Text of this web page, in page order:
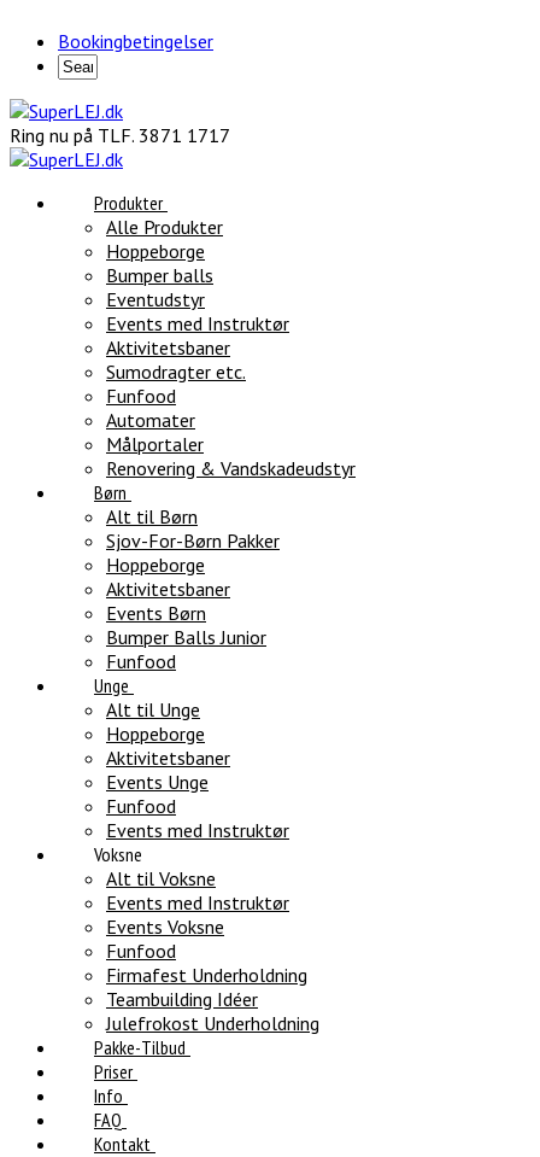
Bookingbetingelser
Ring nu på TLF. 3871 1717
Produkter
Alle Produkter
Hoppeborge
Bumper balls
Eventudstyr
Events med Instruktør
Aktivitetsbaner
Sumodragter etc.
Funfood
Automater
Målportaler
Renovering & Vandskadeudstyr
Børn
Alt til Børn
Sjov-For-Børn Pakker
Hoppeborge
Aktivitetsbaner
Events Børn
Bumper Balls Junior
Funfood
Unge
Alt til Unge
Hoppeborge
Aktivitetsbaner
Events Unge
Funfood
Events med Instruktør
Voksne
Alt til Voksne
Events med Instruktør
Events Voksne
Funfood
Firmafest Underholdning
Teambuilding Idéer
Julefrokost Underholdning
Pakke-Tilbud
Priser
Info
FAQ
Kontakt